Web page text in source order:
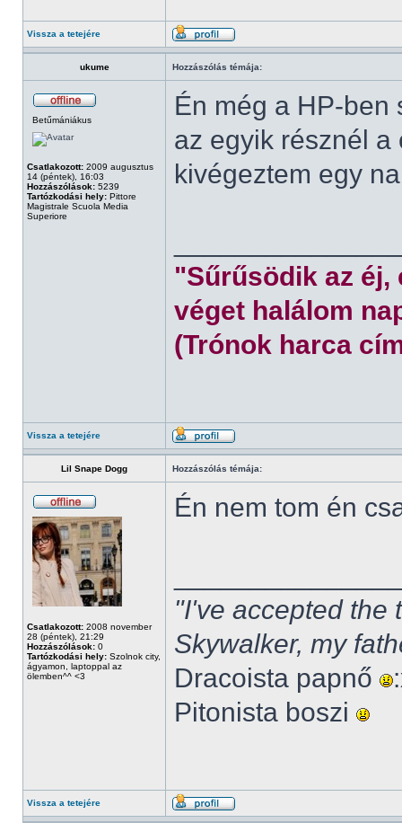
Vissza a tetejére
ukume Hozzászólás témája:
Betűmániákus
Csatlakozott: 2009 augusztus
14 (péntek), 16:03
Hozzászólások: 5239
Tartózkodási hely: Pittore
Magistrale Scuola Media
Superiore
Én még a HP-ben
az egyik résznél
kivégeztem egy
"Sűrűsödik az éj,
véget halálom
(Trónok harca
Vissza a tetejére
Lil Snape Dogg Hozzászólás témája:
Csatlakozott: 2008 november
28 (péntek), 21:29
Hozzászólások: 0
Tartózkodási hely: Szolnok city,
ágyamon, laptoppal az
ölemben^^ <3
Én nem tom én
"I've accepted the
Skywalker, my
Dracoista papnő
Pitonista boszi
Vissza a tetejére